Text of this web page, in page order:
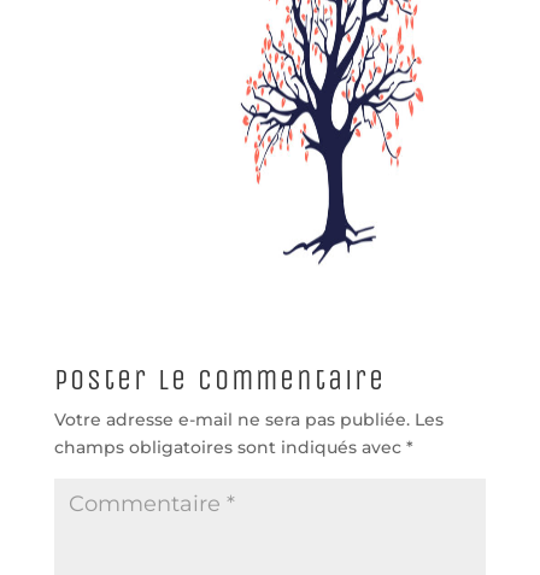
Poster le commentaire
Votre adresse e-mail ne sera pas publiée. Les
champs obligatoires sont indiqués avec *